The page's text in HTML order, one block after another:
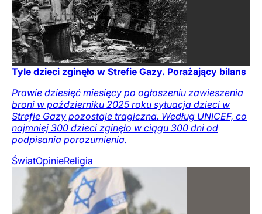
Tyle dzieci zginęło w Strefie Gazy. Porażający bilans
Prawie dziesięć miesięcy po ogłoszeniu zawieszenia
broni w październiku 2025 roku sytuacja dzieci w
Strefie Gazy pozostaje tragiczna. Według UNICEF, co
najmniej 300 dzieci zginęło w ciągu 300 dni od
podpisania porozumienia.
ŚwiatOpinieReligia